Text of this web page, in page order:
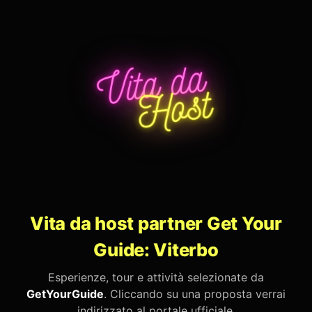
Vita da host partner Get Your
Guide: Viterbo
Esperienze, tour e attività selezionate da
GetYourGuide. Cliccando su una proposta verrai